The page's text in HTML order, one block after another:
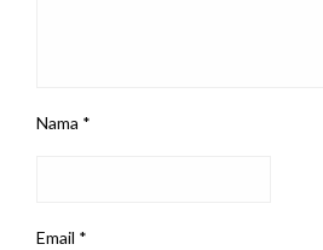
Nama *
Email *